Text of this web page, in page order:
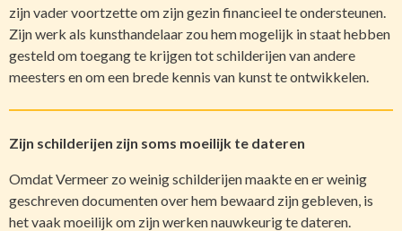
zijn vader voortzette om zijn gezin financieel te ondersteunen.
Zijn werk als kunsthandelaar zou hem mogelijk in staat hebben
gesteld om toegang te krijgen tot schilderijen van andere
meesters en om een brede kennis van kunst te ontwikkelen.
Zijn schilderijen zijn soms moeilijk te dateren
Omdat Vermeer zo weinig schilderijen maakte en er weinig
geschreven documenten over hem bewaard zijn gebleven, is
het vaak moeilijk om zijn werken nauwkeurig te dateren.